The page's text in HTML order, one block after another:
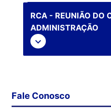
RCA - REUNIÃO DO
ADMINISTRAÇÃO
expand_more
Fale Conosco